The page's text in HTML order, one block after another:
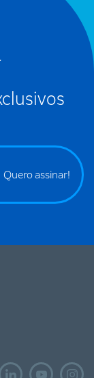
Quero assinar!